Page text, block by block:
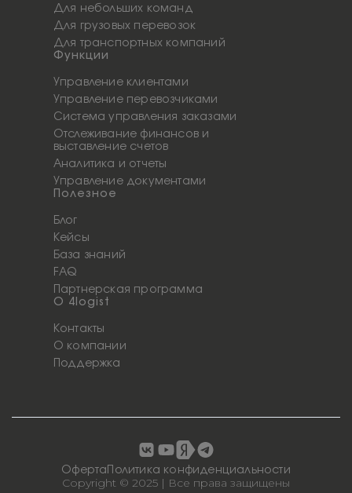
Для небольших команд
Для грузовых перевозок
Для транспортных компаний
Функции
Управление клиентами
Управление перевозчиками
Система управления заказами
Отслеживание финансов и
выставление счетов
Аналитика и отчеты
Управление документами
Полезное
Блог
Кейсы
База знаний
FAQ
Партнерская программа
О 4logist
Контакты
О компании
Поддержка
Оферта Политика конфиденциальности
Copyright © 2025 | Все права защищены